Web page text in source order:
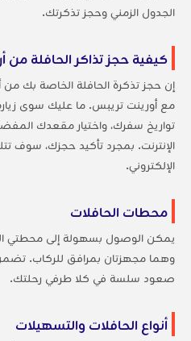
الجدول الزمني وحجز تذكرتك.
كيفية حجز تذاكر الحافلة
إن حجز تذكرة الحافلة الخاصة بك
مع أورينت تريبس. ما عليك سوى
تواريخ سفرك، واختيار مقعدك
الإنترنت. بمجرد تأكيد حجزك، سوف
الإلكتروني.
محطات الحافلات
يمكن الوصول بسهولة إلى محطتي
وهما مجهزتان بمرافق للركاب.
صعود سلسة في كلا طرفي رحلتك.
أنواع الحافلات والتسهيلات